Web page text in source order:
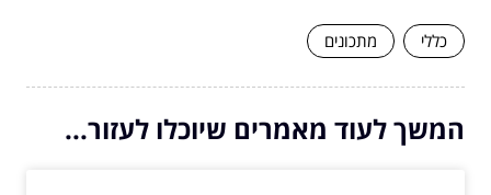
כללי מתכונים
המשך לעוד מאמרים שיוכלו לעזור...